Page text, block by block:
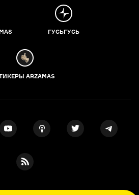
ГУСЬГУСЬ
ARZAMAS